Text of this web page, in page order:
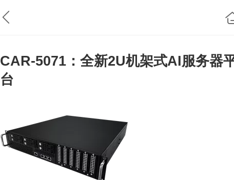
CAR-5071：全新2U机架式AI服务器
台